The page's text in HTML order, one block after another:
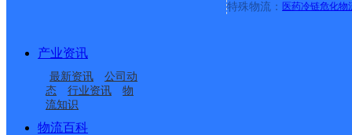
特殊物流： 医药冷链危化物
产业资讯
最新资讯
公司动
态
行业资讯
物
流知识
物流百科
司家天下广场寄存点建
吉林松原宁江区江南公
司光宇小区分部
吉林松原宁江区长乐路
公司方科苑小区寄存点
吉林松原宁江区江南公